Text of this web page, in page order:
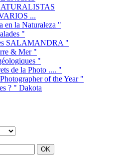
...
en la Naturaleza "
"
SALAMANDRA "
& Mer "
"
de la Photo .... "
of the Year "
? " Dakota